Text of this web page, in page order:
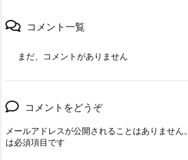
コメント一覧
まだ、コメントがありません
コメントをどうぞ
メールアドレスが公開されることはありません。
は必須項目です